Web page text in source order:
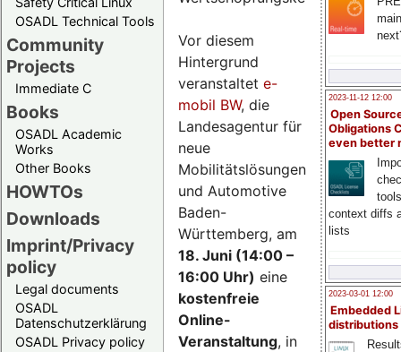
OSADL Technical Tools
Community
Projects
Immediate C
Books
OSADL Academic
Works
Other Books
HOWTOs
Downloads
Imprint/Privacy
policy
Legal documents
OSADL
Datenschutzerklärung
OSADL Privacy policy
2023-11-12 12:00
Open
Obligations
even better
context diffs
lists
2023-03-01 12:00
Embedded
distributions
Vor diesem
Hintergrund
veranstaltet e-
mobil BW, die
Landesagentur für
neue
Mobilitätslösungen
und Automotive
Baden-
Württemberg, am
18. Juni (14:00 –
16:00 Uhr) eine
kostenfreie
Online-
Veranstaltung, in